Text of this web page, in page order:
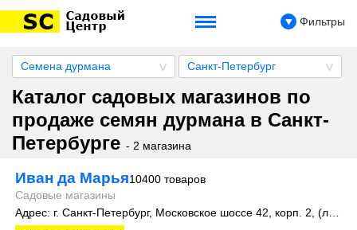
Фильтры
Семена дурмана Санкт-Петербург
Каталог садовых магазинов по
продаже семян дурмана в Санкт-
Петербурге - 2 магазина
Иван да Марья10400 товаров
Садовые магазины